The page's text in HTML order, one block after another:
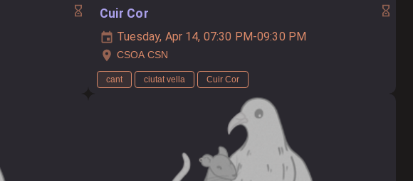
Cuir Cor
Tuesday, Apr 14, 07:30 PM-09:30 PM
CSOA CSN
cant ciutat vella Cuir Cor